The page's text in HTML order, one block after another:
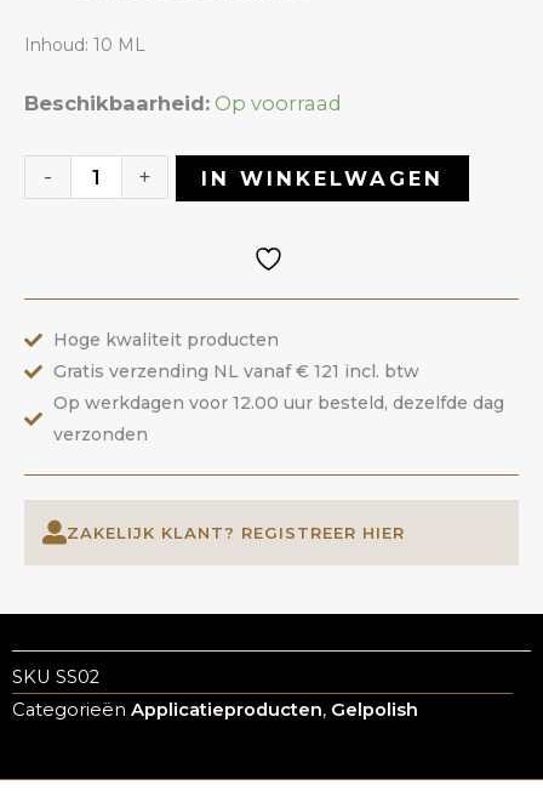
Inhoud: 10 ML
Beschikbaarheid: Op voorraad
-
Gelpolish
Summer
+ IN WINKELWAGEN
Hoge kwaliteit producten
Gratis verzending NL vanaf € 121 incl. btw
Op werkdagen voor 12.00 uur besteld, dezelfde dag
verzonden
ZAKELIJK KLANT? REGISTREER HIER
SKU SS02
Categorieën Applicatieproducten, Gelpolish